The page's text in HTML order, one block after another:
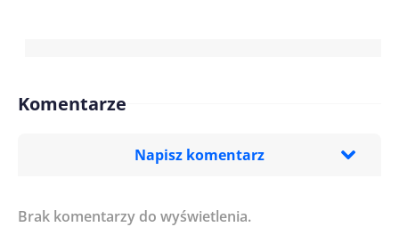
Komentarze
Napisz komentarz
Imię/ Nick*
Brak komentarzy do wyświetlenia.